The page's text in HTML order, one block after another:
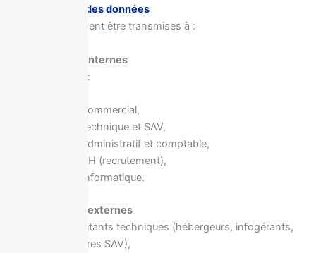
5 – Destinataires des données
Les Données peuvent être transmises à :
5.1 Destinataires internes
Personnel habilité :
service commercial,
service technique et SAV,
service administratif et comptable,
service RH (recrutement),
service informatique.
5.2 Destinataires externes
Sous-traitants techniques (hébergeurs, infogérants,
prestataires SAV),